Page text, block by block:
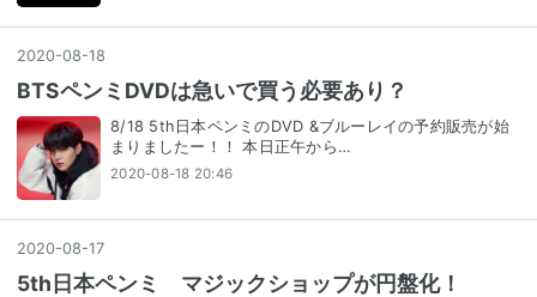
2020-08-18
BTSペンミDVDは急いで買う必要あり？
8/18 5th日本ペンミのDVD &ブルーレイの予約販売が始
まりましたー！！ 本日正午から…
2020-08-18 20:46
2020-08-17
5th日本ペンミ マジックショップが円盤化！